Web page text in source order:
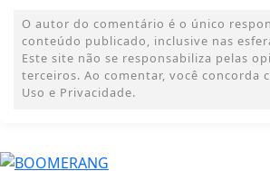
O autor do comentário é o único
conteúdo publicado, inclusive nas
Este site não se responsabiliza pelas
terceiros. Ao comentar, você concorda
Uso e Privacidade.